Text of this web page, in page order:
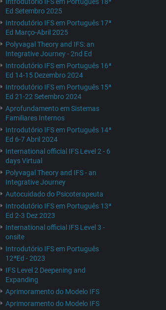
Ed Setembro 2025
Introdutório IFS em Português 17ª
Ed Março-Abril 2025
Polyvagal Theory and IFS: an
Integrative Journey - 2nd Ed
Introdutório IFS em Português 16ª
Ed 14-15 Dezembro 2024
Introdutório IFS em Português 15ª
Ed 21-22 Setembro 2024
Aprofundamento em Sistemas
Familiares Internos
Introdutório IFS em Português 14ª
Ed 6-7 Abril 2024
International official IFS Level 2 - 6
days Virtual
Polyvagal Theory and IFS - an
Integrative Journey
Autocuidado do Psicoterapeuta
Introdutório IFS em Português 13ª
Ed 2-3 Dez 2023
International official IFS Level 3 -
onsite
Introdutório IFS em Português
12ªEd - 2023
IFS Level 2 Deepening and
Expanding
Aprimoramento do Modelo IFS
Aprimoramento do Modelo IFS